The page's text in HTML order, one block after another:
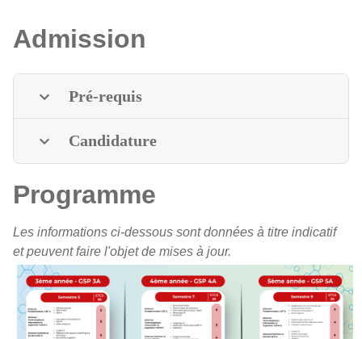
Admission
Pré-requis
Candidature
Programme
Les informations ci-dessous sont données à titre indicatif
et peuvent faire l'objet de mises à jour.